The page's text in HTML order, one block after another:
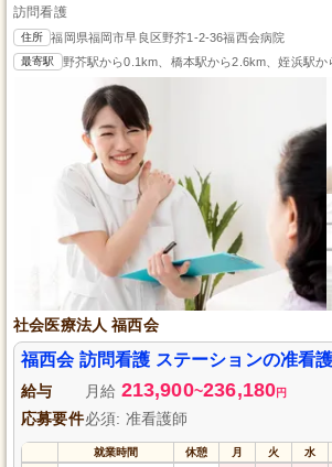
訪問看護
住所 福岡県福岡市早良区野芥1-2-36福西会病院
最寄駅 野芥駅から0.1km、橋本駅から2.6km、姪浜駅か
社会医療法人 福西会
福西会 訪問看護 ステーションの准看
給与 月給 213,900~236,180円
応募要件必須: 准看護師
就業時間 休憩 月 火 水